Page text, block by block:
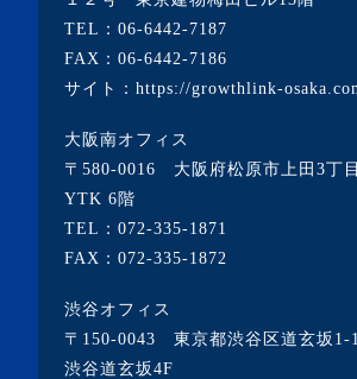
・2022年3月(3記事)
・2021年12月(2記事)
・2021年11月(7記事)
・2021年10月(3記事)
・2021年8月(6記事)
・2021年7月(3記事)
TEL： 06-6442-7187
FAX：06-6442-7186
サイト： https://growthlink-
大阪南オフィス
〒580-0016 大阪府松原市上田3丁
YTK 6階
TEL： 072-335-1871
FAX：072-335-1872
渋谷オフィス
〒150-0043 東京都渋谷区道玄坂1-
渋谷道玄坂4F